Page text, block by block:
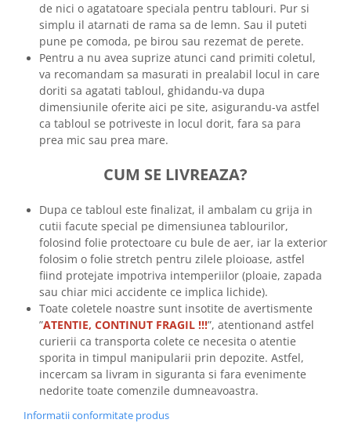
de nici o agatatoare speciala pentru tablouri. Pur si
simplu il atarnati de rama sa de lemn. Sau il puteti
pune pe comoda, pe birou sau rezemat de perete.
Pentru a nu avea suprize atunci cand primiti coletul,
va recomandam sa masurati in prealabil locul in care
doriti sa agatati tabloul, ghidandu-va dupa
dimensiunile oferite aici pe site, asigurandu-va astfel
ca tabloul se potriveste in locul dorit, fara sa para
prea mic sau prea mare.
CUM SE LIVREAZA?
Dupa ce tabloul este finalizat, il ambalam cu grija in
cutii facute special pe dimensiunea tablourilor,
folosind folie protectoare cu bule de aer, iar la exterior
folosim o folie stretch pentru zilele ploioase, astfel
fiind protejate impotriva intemperiilor (ploaie, zapada
sau chiar mici accidente ce implica lichide).
Toate coletele noastre sunt insotite de avertismente
”ATENTIE, CONTINUT FRAGIL !!!”, atentionand astfel
curierii ca transporta colete ce necesita o atentie
sporita in timpul manipularii prin depozite. Astfel,
incercam sa livram in siguranta si fara evenimente
nedorite toate comenzile dumneavoastra.
Informatii conformitate produs